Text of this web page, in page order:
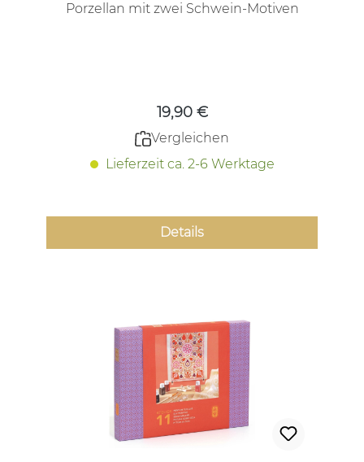
Porzellan mit zwei Schwein-Motiven
19,90 €
Vergleichen
Lieferzeit ca. 2-6 Werktage
Details